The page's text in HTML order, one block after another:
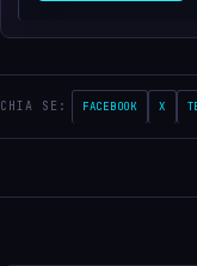
CHIA SE: FACEBOOK X